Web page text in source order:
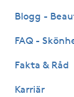
Kinesiologi
Kinesisk
Blogg -
FAQ -
Fakta & Råd
Karriär